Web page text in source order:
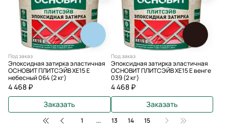
Под заказ
Эпоксидная затирка эластичная
ОСНОВИТ ПЛИТСЭЙВ XE15 Е
небесный 064 (2 кг)
4 468 ₽
Заказать
Под заказ
Эпоксидная затирка эластичная
ОСНОВИТ ПЛИТСЭЙВ XE15 E венге
039 (2 кг)
4 468 ₽
Заказать
1 ... 13 14 15